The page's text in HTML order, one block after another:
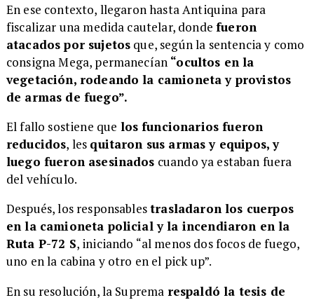
En ese contexto, llegaron hasta Antiquina para
fiscalizar una medida cautelar, dondefueron
atacados por sujetos que, según la sentencia y como
consigna Mega, permanecían “ocultos en la
vegetación, rodeando la camioneta y provistos
de armas de fuego”.
El fallo sostiene que los funcionarios fueron
reducidos, les quitaron sus armas y equipos, y
luego fueron asesinados cuando ya estaban fuera
del vehículo.
Después, los responsablestrasladaron los cuerpos
en la camioneta policial y la incendiaron en la
Ruta P-72 S, iniciando “al menos dos focos de fuego,
uno en la cabina y otro en el pick up”.
En su resolución, la Suprema respaldó la tesis de